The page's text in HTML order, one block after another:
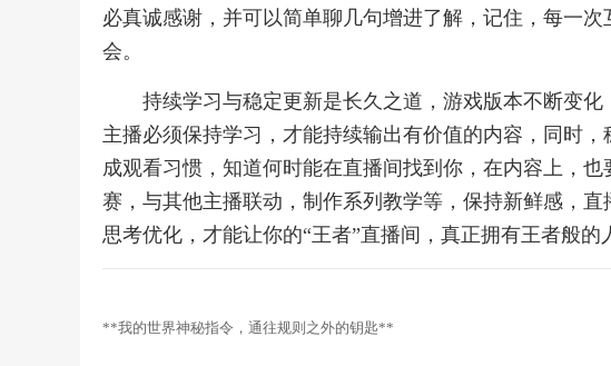
必真诚感谢，并可以简单聊几句增进了解，记住，每一
会。
持续学习与稳定更新是长久之道，游戏版本不断变
主播必须保持学习，才能持续输出有价值的内容，同时
成观看习惯，知道何时能在直播间找到你，在内容上，
赛，与其他主播联动，制作系列教学等，保持新鲜感，
思考优化，才能让你的“王者”直播间，真正拥有王者般的
**我的世界神秘指令，通往规则之外的钥匙**